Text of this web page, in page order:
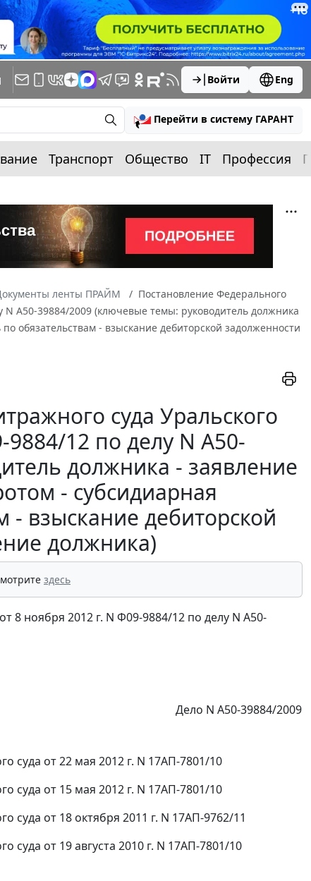
Войти Eng
Перейти в систему ГАРАНТ
Транспорт Общество IT Профессия
ленты ПРАЙМ
Постановление Федерального
N А50-39884/2009 (ключевые темы: руководитель должника
обязательствам - взыскание дебиторской задолженности
суда Уральского
9884/12 по делу N А50-
должника - заявление
- субсидиарная
- взыскание дебиторской
должника)
здесь
8 ноября 2012 г. N Ф09-9884/12 по делу N А50-
Дело N А50-39884/2009
суда от 22 мая 2012 г. N 17АП-7801/10
суда от 15 мая 2012 г. N 17АП-7801/10
суда от 18 октября 2011 г. N 17АП-9762/11
суда от 19 августа 2010 г. N 17АП-7801/10